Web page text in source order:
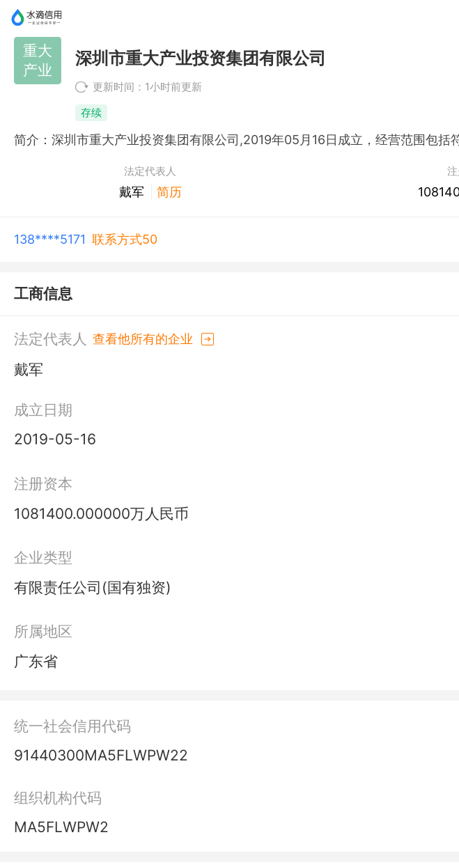
重大
产业
深圳市重大产业投资集团有限公司
更新时间：1小时前更新
存续
法定代表人
戴军 简历
138****5171 联系方式50
工商信息
法定代表人 查看他所有的企业
戴军
成立日期
2019-05-16
注册资本
1081400.000000万人民币
企业类型
有限责任公司(国有独资)
所属地区
广东省
统一社会信用代码
91440300MA5FLWPW22
组织机构代码
MA5FLWPW2